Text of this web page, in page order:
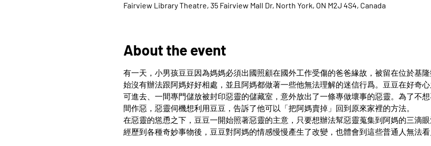
Fairview Library Theatre, 35 Fairview Mall Dr, North York, ON M2J 4S4, Canada
About the event
有一天，小男孩豆豆因為媽媽必須出國照顧在國外工作受傷的爸爸緣故，被留在位於基
始沒有辦法跟阿媽好好相處，並且阿媽都做著一些他無法理解的迷信行爲。豆豆在好奇
可進去、一間專門儲放被封印惡靈的儲藏室，意外放出了一條專做壞事的惡靈。為了不
間作惡，惡靈伺機想利用豆豆，告訴了他可以「把阿媽賣掉」回到原來家裡的方法。
在惡靈的慫恿之下，豆豆一開始照著惡靈的主意，只要想辦法幫惡靈蒐集到阿媽的三滴
經歷到各種奇妙事物後，豆豆對阿媽的情感慢慢產生了改變，也體會到這些普通人無法看